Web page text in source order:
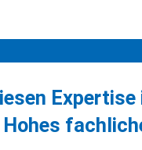
Expertise